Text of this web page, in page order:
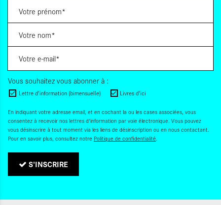
Vous souhaitez vous abonner à :
Lettre d'information (bimensuelle) Livres d'ici
En indiquant votre adresse email, et en cochant la ou les cases associées, vous
consentez à recevoir nos lettres d'information par voie électronique. Vous pouvez
vous désinscrire à tout moment via les liens de désinscription ou en nous contactant.
Pour en savoir plus, consultez notre Politique de confidentialité.
S'INSCRIRE